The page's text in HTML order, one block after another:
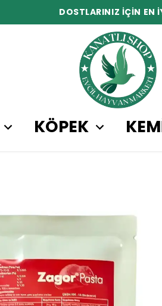
DOSTLARINIZ İÇİN EN
KÖPEK